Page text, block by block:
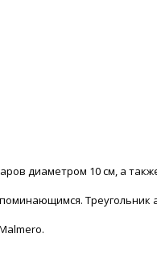
диаметром 10 см, а